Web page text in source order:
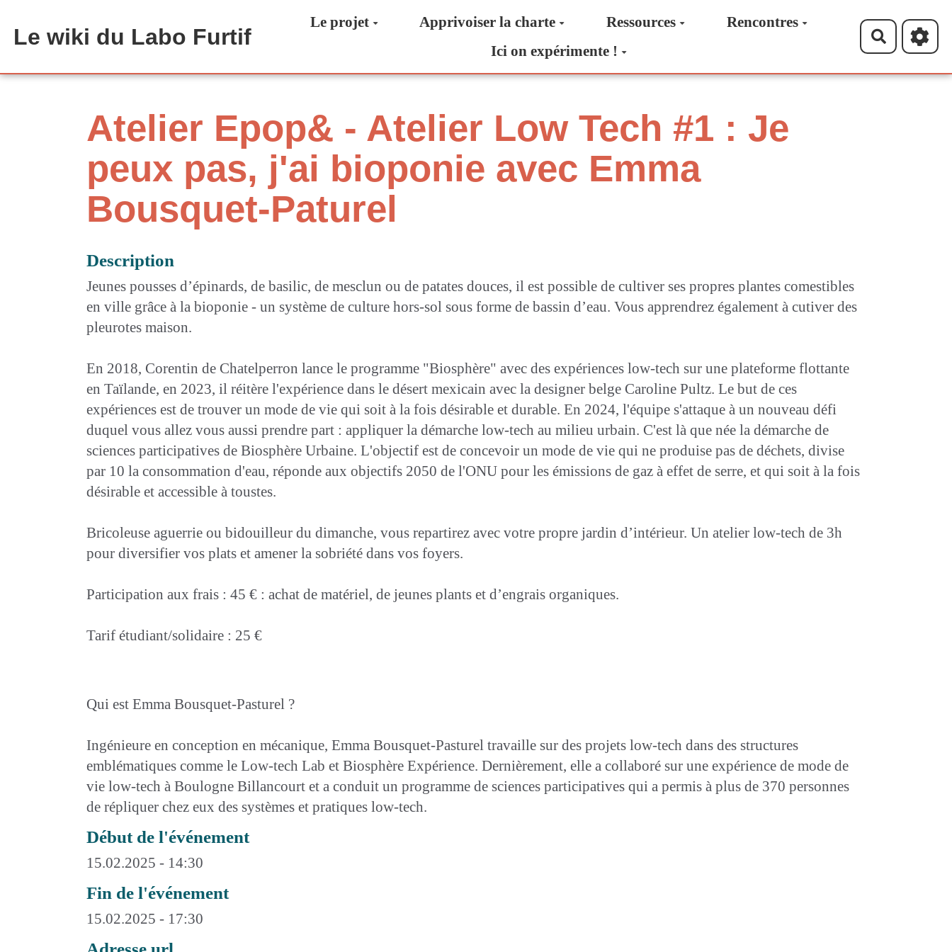
Le wiki du Labo Furtif
Le projet Apprivoiser la charte Ressources
Rencontres
Ici on expérimente !
Atelier Epop& - Atelier Low Tech #1 : Je
peux pas, j'ai bioponie avec Emma
Bousquet-Paturel
Description
Jeunes pousses d’épinards, de basilic, de mesclun ou de patates douces, il est possible de cultiver ses propres plantes comestibles
en ville grâce à la bioponie - un système de culture hors-sol sous forme de bassin d’eau. Vous apprendrez également à cutiver des
pleurotes maison.
En 2018, Corentin de Chatelperron lance le programme "Biosphère" avec des expériences low-tech sur une plateforme flottante
en Taïlande, en 2023, il réitère l'expérience dans le désert mexicain avec la designer belge Caroline Pultz. Le but de ces
expériences est de trouver un mode de vie qui soit à la fois désirable et durable. En 2024, l'équipe s'attaque à un nouveau défi
duquel vous allez vous aussi prendre part : appliquer la démarche low-tech au milieu urbain. C'est là que née la démarche de
sciences participatives de Biosphère Urbaine. L'objectif est de concevoir un mode de vie qui ne produise pas de déchets, divise
par 10 la consommation d'eau, réponde aux objectifs 2050 de l'ONU pour les émissions de gaz à effet de serre, et qui soit à la fois
désirable et accessible à toustes.
Bricoleuse aguerrie ou bidouilleur du dimanche, vous repartirez avec votre propre jardin d’intérieur. Un atelier low-tech de 3h
pour diversifier vos plats et amener la sobriété dans vos foyers.
Participation aux frais : 45 € : achat de matériel, de jeunes plants et d’engrais organiques.
Tarif étudiant/solidaire : 25 €
Qui est Emma Bousquet-Pasturel ?
Ingénieure en conception en mécanique, Emma Bousquet-Pasturel travaille sur des projets low-tech dans des structures
emblématiques comme le Low-tech Lab et Biosphère Expérience. Dernièrement, elle a collaboré sur une expérience de mode de
vie low-tech à Boulogne Billancourt et a conduit un programme de sciences participatives qui a permis à plus de 370 personnes
de répliquer chez eux des systèmes et pratiques low-tech.
Début de l'événement
15.02.2025 - 14:30
Fin de l'événement
15.02.2025 - 17:30